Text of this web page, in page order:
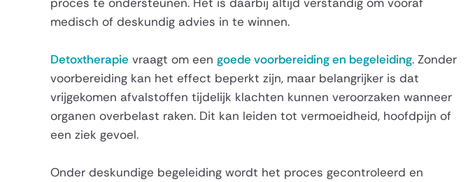
medisch of deskundig advies in te winnen.
Detoxtherapie vraagt om een goede voorbereiding en begeleiding. Zonder
voorbereiding kan het effect beperkt zijn, maar belangrijker is dat
vrijgekomen afvalstoffen tijdelijk klachten kunnen veroorzaken wanneer
organen overbelast raken. Dit kan leiden tot vermoeidheid, hoofdpijn of
een ziek gevoel.
Onder deskundige begeleiding wordt het proces gecontroleerd en